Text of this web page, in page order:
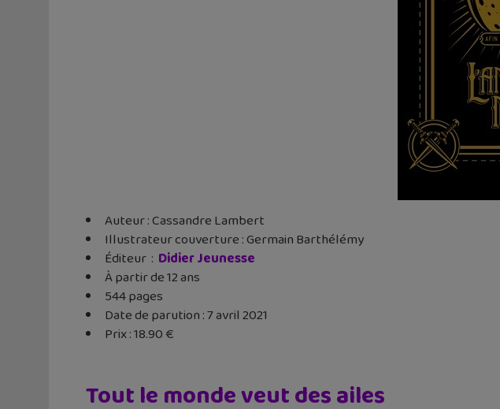
Auteur : Cassandre Lambert
Illustrateur couverture : Germain Barthélémy
Éditeur ‏ : ‎ Didier Jeunesse
À partir de 12 ans
544 pages
Date de parution : 7 avril 2021
Prix : 18.90 €
Tout le monde veut des ailes